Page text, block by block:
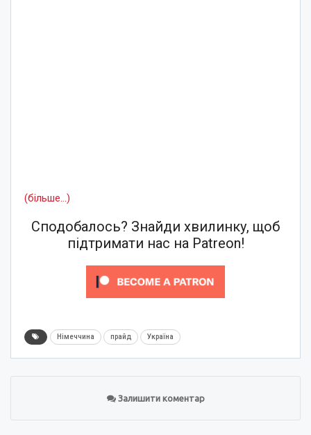
(більше…)
Сподобалось? Знайди хвилинку, щоб
підтримати нас на Patreon!
Німеччина прайд Україна
Залишити коментар